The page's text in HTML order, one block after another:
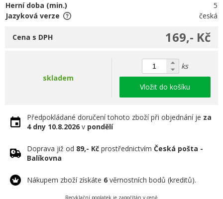
Herní doba (min.)
5
Jazyková verze
česká
169,- Kč
Cena s DPH
skladem
ks
Vložit do košíku
Předpokládané doručení tohoto zboží při objednání je za
4 dny 10.8.2026 v pondělí
Doprava již od 89,- Kč prostřednictvím Česká pošta -
Balíkovna
Nákupem zboží získáte 6 věrnostních bodů (kreditů).
Recyklační poplatek je započítán v ceně